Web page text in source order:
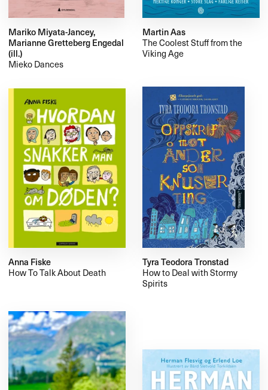
Mariko Miyata-Jancey,
Marianne Gretteberg Engedal
(ill.)
Mieko Dances
Martin Aas
The Coolest Stuff from the
Viking Age
Anna Fiske
How To Talk About Death
Tyra Teodora Tronstad
How to Deal with Stormy
Spirits